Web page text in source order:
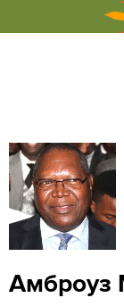
Амброуз